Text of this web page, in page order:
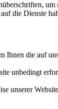
die Dienste
Ihnen die auf
unbedingt
unserer